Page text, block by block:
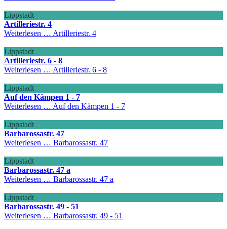
Lippstadt
Artilleriestr. 4
Weiterlesen … Artilleriestr. 4
Lippstadt
Artilleriestr. 6 - 8
Weiterlesen … Artilleriestr. 6 - 8
Lippstadt
Auf den Kämpen 1 - 7
Weiterlesen … Auf den Kämpen 1 - 7
Lippstadt
Barbarossastr. 47
Weiterlesen … Barbarossastr. 47
Lippstadt
Barbarossastr. 47 a
Weiterlesen … Barbarossastr. 47 a
Lippstadt
Barbarossastr. 49 - 51
Weiterlesen … Barbarossastr. 49 - 51